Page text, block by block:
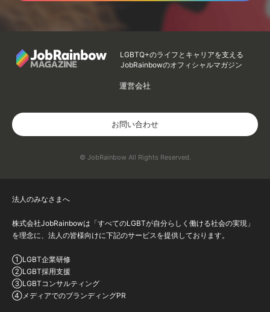
LGBTQ+のライフとキャリアを支える
JobRainbowのオフィシャルマガジン
運営会社
お問い合わせ
© JobRainbow All Rights Reserved.
法人のみなさまへ
株式会社JobRainbowは「すべてのLGBTが自分らしく働ける社会の実現」
を理念に、法人の皆様向けに下記のサービスを提供しております。
①LGBT企業研修
②LGBT採用支援
③LGBTコンサルティング
④メディアでのブランディングPR